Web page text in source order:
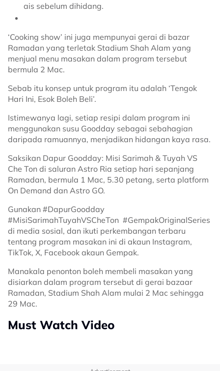
ais sebelum dihidang.
‘Cooking show’ ini juga mempunyai gerai di bazar
Ramadan yang terletak Stadium Shah Alam yang
menjual menu masakan dalam program tersebut
bermula 2 Mac.
Sebab itu konsep untuk program itu adalah ‘Tengok
Hari Ini, Esok Boleh Beli’.
Istimewanya lagi, setiap resipi dalam program ini
menggunakan susu Goodday sebagai sebahagian
daripada ramuannya, menjadikan hidangan kaya rasa.
Saksikan Dapur Goodday: Misi Sarimah & Tuyah VS
Che Ton di saluran Astro Ria setiap hari sepanjang
Ramadan, bermula 1 Mac, 5.30 petang, serta platform
On Demand dan Astro GO.
Gunakan #DapurGoodday
#MisiSarimahTuyahVSCheTon #GempakOriginalSeries
di media sosial, dan ikuti perkembangan terbaru
tentang program masakan ini di akaun Instagram,
TikTok, X, Facebook akaun Gempak.
Manakala penonton boleh membeli masakan yang
disiarkan dalam program tersebut di gerai bazaar
Ramadan, Stadium Shah Alam mulai 2 Mac sehingga
29 Mac.
Must Watch Video